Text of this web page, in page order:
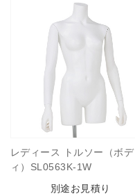
レディース トルソー（ボデ
ィ）SL0563K-1W
別途お見積り